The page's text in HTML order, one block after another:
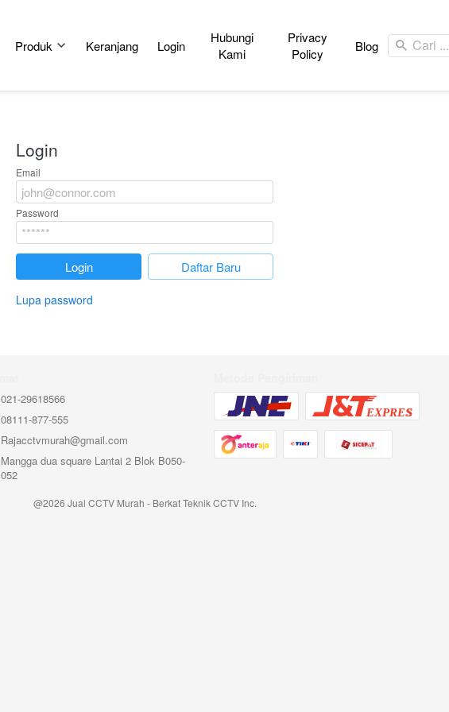
Produk Keranjang Login
Hubungi
Kami
Privacy
Policy
Blog Cari ...
Login
Email
Password
`Login `Daftar Baru
Lupa password
021-29618566
08111-877-555
Rajacctvmurah@gmail.com
Mangga dua square Lantai 2 Blok B050-
052
@2026 Jual CCTV Murah - Berkat Teknik CCTV Inc.